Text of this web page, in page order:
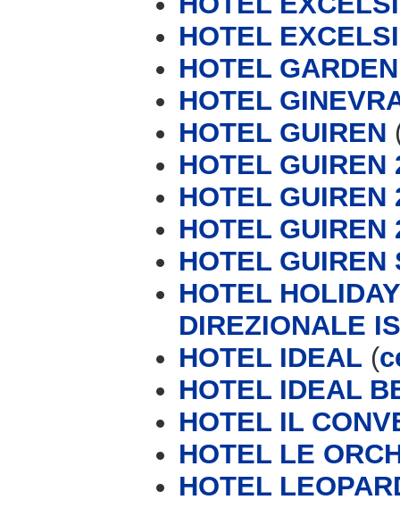
HOTEL
HOTEL GARDEN
HOTEL
HOTEL GUIREN
HOTEL GUIREN
HOTEL GUIREN
HOTEL GUIREN
HOTEL GUIREN
HOTEL
DIREZIONALE
HOTEL IDEAL (
HOTEL IDEAL
HOTEL IL
HOTEL LE
HOTEL